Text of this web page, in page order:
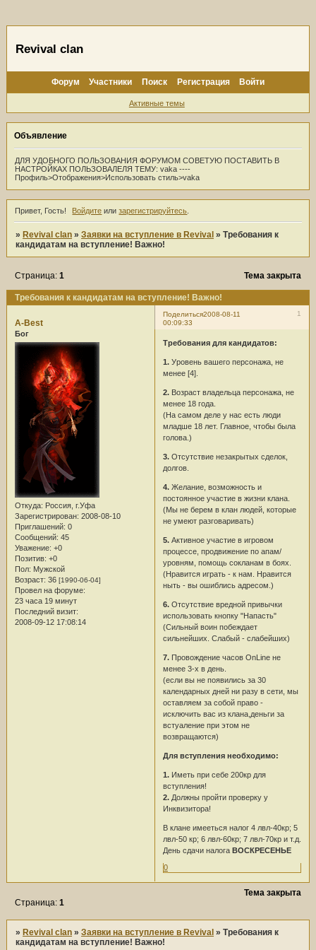
Revival clan
Форум Участники Поиск Регистрация Войти
Активные темы
Объявление
ДЛЯ УДОБНОГО ПОЛЬЗОВАНИЯ ФОРУМОМ СОВЕТУЮ ПОСТАВИТЬ В
НАСТРОЙКАХ ПОЛЬЗОВАЛЕЛЯ ТЕМУ: vaka ----
Профиль>Отображения>Использовать стиль>vaka
Привет, Гость! Войдите илизарегистрируйтесь
»Revival clan »Заявки на вступление в Revival »Требования к
кандидатам на вступление! Важно!
Требования к кандидатам на вступление! Важно!
Страница:1 Тема закрыта
Поделиться 1
2008-08-11
00:09:33
A-Best
Бог
Откуда: Россия, г.Уфа
Зарегистрирован: 2008-08-10
Приглашений: 0
Сообщений: 45
Уважение: +0
Позитив: +0
Пол: Мужской
Возраст: 36 [1990-06-04]
Провел на форуме:
23 часа 19 минут
Последний визит:
2008-09-12 17:08:14
Требования для кандидатов:
1.Уровень вашего персонажа, не
менее [4].
2.Возраст владельца персонажа, не
менее 18 года.
(На самом деле у нас есть люди
младше 18 лет. Главное, чтобы была
голова.)
3.Отсутствие незакрытых сделок,
долгов.
4.Желание, возможность и
постоянное участие в жизни клана.
(Мы не берем в клан людей, которые
не умеют разговаривать)
5.Активное участие в игровом
процессе, продвижение по апам/
уровням, помощь сокланам в боях.
(Нравится играть - к нам. Нравится
ныть - вы ошиблись адресом.)
6.Отсутствие вредной привычки
использовать кнопку "Напасть"
(Сильный воин побеждает
сильнейших. Слабый - слабейших)
7.Провождение часов OnLine не
менее 3-х в день.
(если вы не появились за 30
календарных дней ни разу в сети, мы
оставляем за собой право -
исключить вас из клана,деньги за
встуаление при этом не
возвращаются)
Для вступления необходимо:
1.Иметь при себе 200кр для
вступления!
2.Должны пройти проверку у
Инквизитора!
В клане имееться налог 4 лвл-40кр; 5
лвл-50 кр; 6 лвл-60кр; 7 лвл-70кр и т.д.
День сдачи налога ВОСКРЕСЕНЬЕ
0
Тема закрыта
Страница:1
»Revival clan »Заявки на вступление в Revival »Требования к
кандидатам на вступление! Важно!